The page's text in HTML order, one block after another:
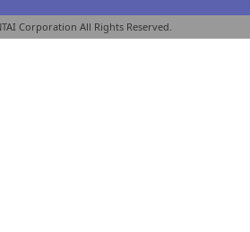
Corporation All Rights Reserved.